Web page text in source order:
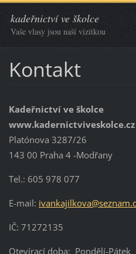
kadeřnictví ve školce
Vaše vlasy jsou naší vizitkou
Kontakt
Kadeřnictví ve školce
www.kadernictviveskolce.cz
Platónova 3287/26
143 00 Praha 4 -Modřany
Tel.: 605 978 077
E-mail:
IČ: 71272135
Otevírací doba: Pondělí-